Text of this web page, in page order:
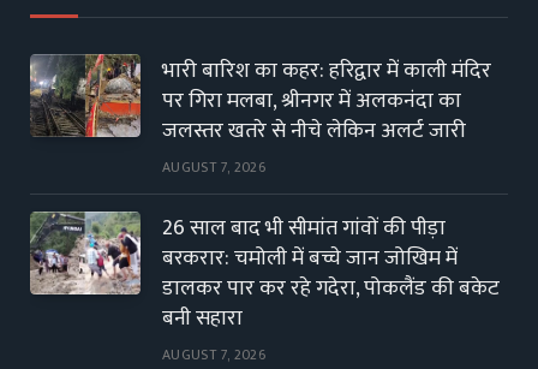
भारी बारिश का कहर: हरिद्वार में काली मंदिर
पर गिरा मलबा, श्रीनगर में अलकनंदा का
जलस्तर खतरे से नीचे लेकिन अलर्ट जारी
AUGUST 7, 2026
26 साल बाद भी सीमांत गांवों की पीड़ा
बरकरार: चमोली में बच्चे जान जोखिम में
डालकर पार कर रहे गदेरा, पोकलैंड की बकेट
बनी सहारा
AUGUST 7, 2026